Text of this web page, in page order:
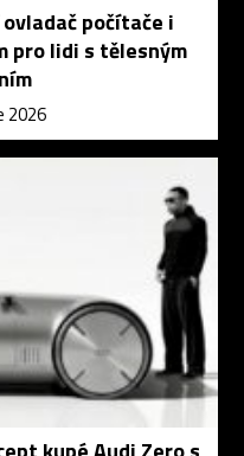
počítače i
pro lidi s tělesným
2026